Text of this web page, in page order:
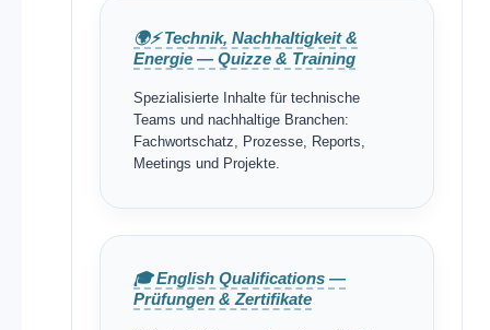
🌍⚡ Technik, Nachhaltigkeit &
Energie — Quizze & Training
Spezialisierte Inhalte für technische
Teams und nachhaltige Branchen:
Fachwortschatz, Prozesse, Reports,
Meetings und Projekte.
🎓 English Qualifications —
Prüfungen & Zertifikate